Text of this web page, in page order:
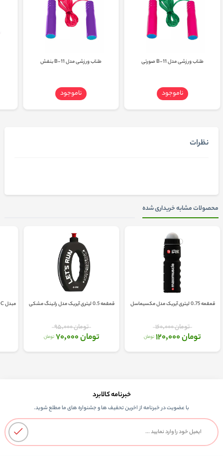
طناب ورزشی مدل B-11 صورتی
ناموجود
طناب ورزشی مدل B-11 بنفش
ناموجود
نظرات
محصولات مشابه خریداری شده
قمقمه 0.75 لیتری آیریک مدل مکسیماسل
تومان 160,000
تومان 120,000 تومان
قمقمه 0.5 لیتری آیریک مدل رانینگ مشکی
تومان 95,000
تومان 70,000 تومان
مبدل USB-C به جک 3.5 میلی متر صدا سفید
خبرنامه کالابرد
با عضویت در خبرنامه از اخرین تحفیف ها و جشنواره های ما مطلع شوید.